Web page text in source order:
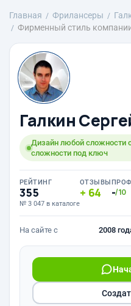
Главная Фрилансеры
Фирменный стиль
Галкин
Дизайн любой сложности
сложности под ключ
РЕЙТИНГ
355
№ 3 047 в каталоге
ОТЗЫВЫ
64 -/10
На сайте с 2008